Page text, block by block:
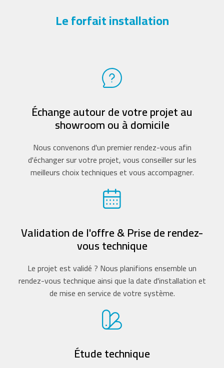
Le forfait installation
Échange autour de votre projet au
showroom ou à domicile
Nous convenons d'un premier rendez-vous afin
d'échanger sur votre projet, vous conseiller sur les
meilleurs choix techniques et vous accompagner.
Validation de l'offre & Prise de rendez-
vous technique
Le projet est validé ? Nous planifions ensemble un
rendez-vous technique ainsi que la date d'installation et
de mise en service de votre système.
Étude technique